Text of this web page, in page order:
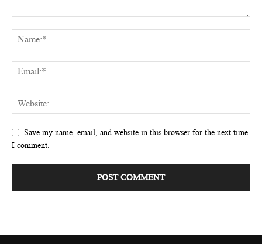
Save my name, email, and website in this browser for the next time
I comment.